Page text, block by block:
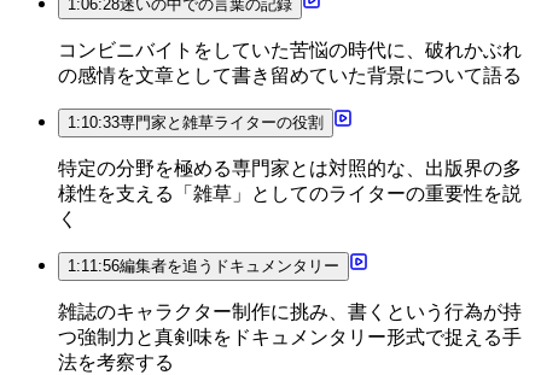
1:06:28迷いの中での言葉の記録
コンビニバイトをしていた苦悩の時代に、破れかぶれ
の感情を文章として書き留めていた背景について語る
1:10:33専門家と雑草ライターの役割
特定の分野を極める専門家とは対照的な、出版界の多
様性を支える「雑草」としてのライターの重要性を説
く
1:11:56編集者を追うドキュメンタリー
雑誌のキャラクター制作に挑み、書くという行為が持
つ強制力と真剣味をドキュメンタリー形式で捉える手
法を考察する